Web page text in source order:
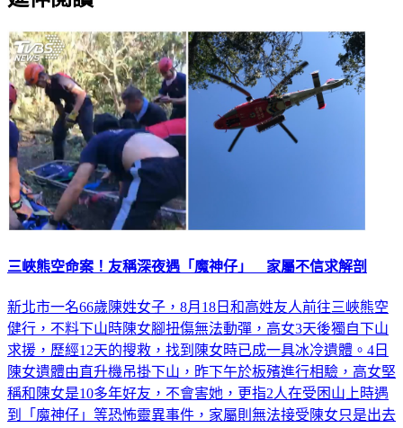
三峽熊空命案！友稱深夜遇「魔神仔」 家屬不信求解剖
新北市一名66歲陳姓女子，8月18日和高姓友人前往三峽熊空
健行，不料下山時陳女腳扭傷無法動彈，高女3天後獨自下山
求援，歷經12天的搜救，找到陳女時已成一具冰冷遺體。4日
陳女遺體由直升機吊掛下山，昨下午於板殯進行相驗，高女堅
稱和陳女是10多年好友，不會害她，更指2人在受困山上時遇
到「魔神仔」等恐怖靈異事件，家屬則無法接受陳女只是出去